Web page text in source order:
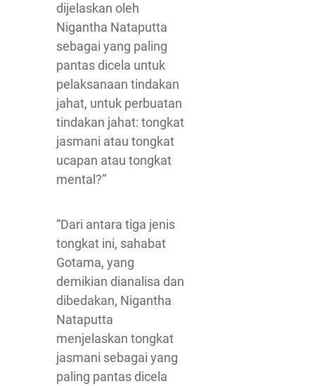
dijelaskan oleh
Nigantha Nataputta
sebagai yang paling
pantas dicela untuk
pelaksanaan tindakan
jahat, untuk perbuatan
tindakan jahat: tongkat
jasmani atau tongkat
ucapan atau tongkat
mental?”
“Dari antara tiga jenis
tongkat ini, sahabat
Gotama, yang
demikian dianalisa dan
dibedakan, Nigantha
Nataputta
menjelaskan tongkat
jasmani sebagai yang
paling pantas dicela